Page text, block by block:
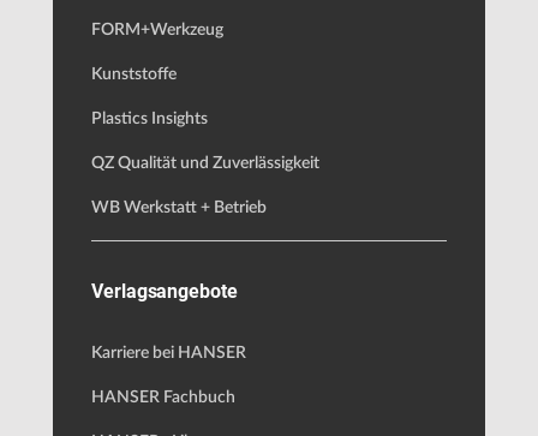
FORM+Werkzeug
Kunststoffe
Plastics Insights
QZ Qualität und Zuverlässigkeit
WB Werkstatt + Betrieb
Verlagsangebote
Karriere bei HANSER
HANSER Fachbuch